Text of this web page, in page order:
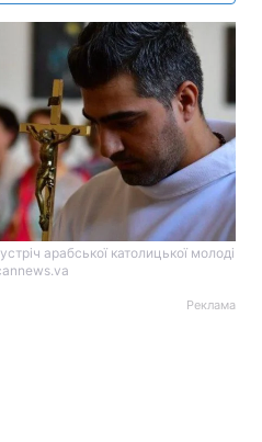
арабської католицької молоді
Реклама